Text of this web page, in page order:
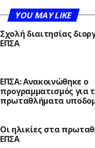
YOU MAY LIKE
Σχολή διαιτησίας
ΕΠΣΑ
ΕΠΣΑ: Ανακοινώθηκε ο
προγραμματισμός για
πρωταθλήματα
Οι ηλικίες στα
ΕΠΣΑ